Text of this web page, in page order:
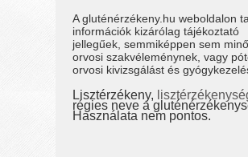
A gluténérzékeny.hu weboldalon
információk kizárólag tájékoztató
jellegűek, semmiképpen sem
orvosi szakvéleménynek, vagy
orvosi kivizsgálást és
Lisztérzékeny,
régies neve a
Használata nem pontos.